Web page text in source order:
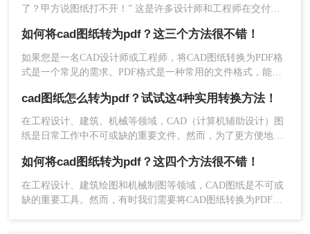
了？甲方说图纸打不开！” 这是许多设计师和工程师在交付文
转PDF 已成为跨平台、保格式、防篡改的刚性需求。
如何将cad图纸转为pdf？这三个方法很不错！
如果您是一名CAD设计师或工程师，将CAD图纸转换为PDF格
式是一个常见的需求。PDF格式是一种常用的文件格式，能够
绍如何将cad图纸转为pdf。
cad图纸怎么转为pdf？试试这4种实用转换方法！
在工程设计、建筑、机械等领域，CAD（计算机辅助设计）图
纸是日常工作中不可或缺的重要文件。然而，为了更方便地分
式）格式是一个明智的选择。那么cad图纸怎么转为pdf呢？本
文将详细介绍三种将CAD图纸转换为PDF的实用方法。
如何将cad图纸转为pdf？这四个方法很不错！
在工程设计、建筑绘图和机械制图等领域，CAD图纸是不可或
缺的重要工具。然而，有时我们需要将CAD图纸转换为PDF格